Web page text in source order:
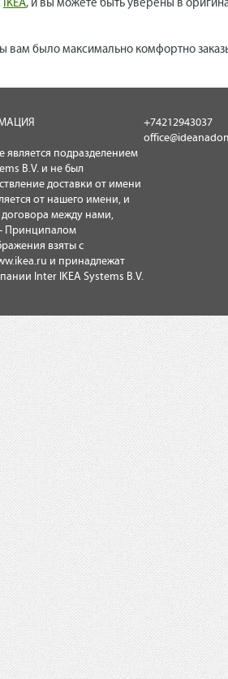
IKEA, и вы можете быть уверены в
вам было максимально комфортно
является подразделением
B.V. и не был
доставки от имени
от нашего имени, и
договора между нами,
Принципалом
взяты с
и принадлежат
Inter IKEA Systems B.V.
+74212943037